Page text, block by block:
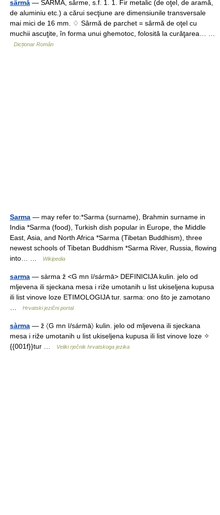
sârmă — SÂRMĂ, sârme, s.f. 1. 1. Fir metalic (de oţel, de aramă,
de aluminiu etc.) a cărui secţiune are dimensiunile transversale
mai mici de 16 mm. ♢ Sârmă de parchet = sârmă de oţel cu
muchii ascuţite, în forma unui ghemotoc, folosită la curăţarea… …
Dicționar Român
Sarma — may refer to:*Sarma (surname), Brahmin surname in
India *Sarma (food), Turkish dish popular in Europe, the Middle
East, Asia, and North Africa *Sarma (Tibetan Buddhism), three
newest schools of Tibetan Buddhism *Sarma River, Russia, flowing
into… …
Wikipedia
sarma — sàrma ž <G mn ī/sármā> DEFINICIJA kulin. jelo od
mljevena ili sjeckana mesa i riže umotanih u list ukiseljena kupusa
ili list vinove loze ETIMOLOGIJA tur. sarma: ono što je zamotano
Hrvatski jezični portal
sàrma — ž 〈G mn ī/sármā〉 kulin. jelo od mljevena ili sjeckana
mesa i riže umotanih u list ukiseljena kupusa ili list vinove loze ✧
{{001f}}tur …
Veliki rječnik hrvatskoga jezika